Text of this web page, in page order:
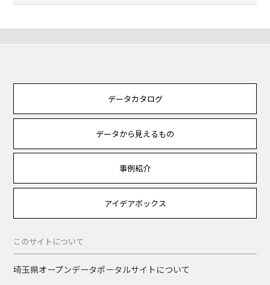
データカタログ
データから見えるもの
事例紹介
アイデアボックス
このサイトについて
埼玉県オープンデータポータルサイトについて